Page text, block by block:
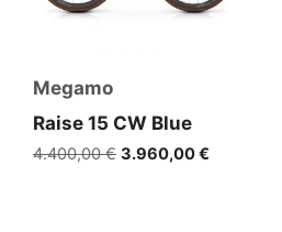
Megamo
Raise 15 CW Blue
4.400,00€ Ursprünglicher
3.960,00€